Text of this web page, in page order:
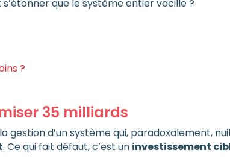
que le système entier vacille ?
?
35 milliards
gestion d’un système qui, paradoxalement,
. Ce qui fait défaut, c’est un investissement